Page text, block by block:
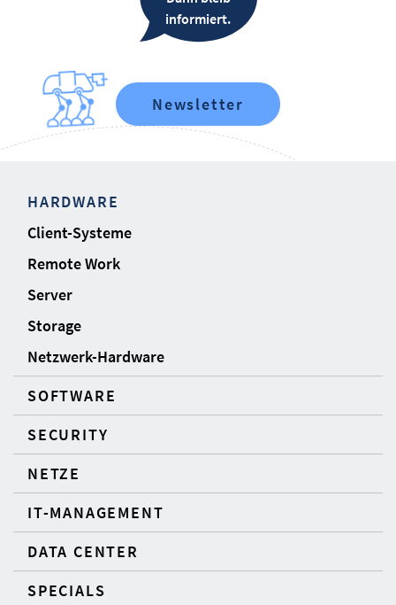
informiert.
Newsletter
HARDWARE
Client-Systeme
Remote Work
Server
Storage
Netzwerk-Hardware
SOFTWARE
SECURITY
NETZE
IT-MANAGEMENT
DATA CENTER
SPECIALS